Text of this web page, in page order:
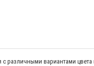
различными вариантами